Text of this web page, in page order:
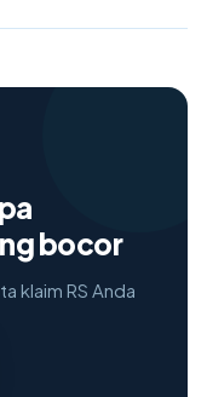
bocor
klaim RS Anda